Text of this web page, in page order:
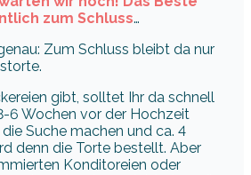
zum Schluss…
Zum Schluss bleibt da nur
gibt, solltet Ihr da schnell
6 Wochen vor der Hochzeit
Suche machen und ca. 4
denn die Torte bestellt. Aber
Konditoreien oder